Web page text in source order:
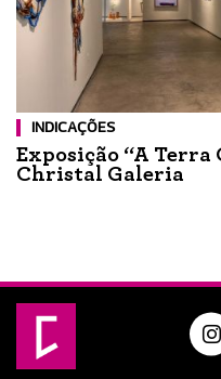
INDICAÇÕES
Exposição “A Terra
Christal Galeria